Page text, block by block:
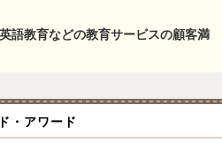
語教育などの教育サービスの顧客満
・アワード